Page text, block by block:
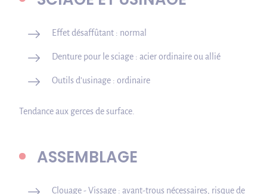
Effet désaffûtant : normal
Denture pour le sciage : acier ordinaire ou allié
Outils d’usinage : ordinaire
Tendance aux gerces de surface.
ASSEMBLAGE
Clouage - Vissage : avant-trous nécessaires, risque de